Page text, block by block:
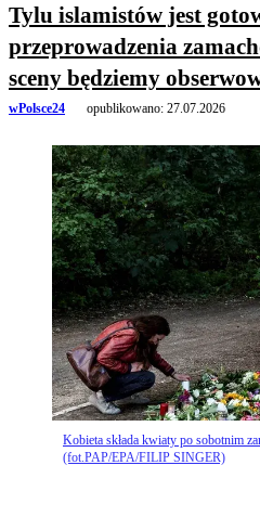
Tylu islamistów jest
przeprowadzenia
sceny będziemy
wPolsce24 opublikowano: 27.07.2026
Kobieta składa kwiaty po sobotnim
(fot.PAP/EPA/FILIP SINGER)